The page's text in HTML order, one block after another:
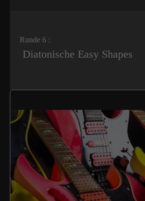
Runde 6 :
Diatonische Easy Shapes